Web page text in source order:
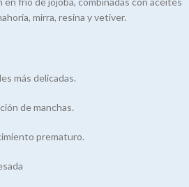
mirra, resina y vetiver.
más delicadas.
de manchas.
prematuro.